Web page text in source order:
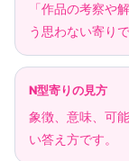
「作品の考察や
う思わない寄りで
N型寄りの見方
象徴、意味、可
い答え方です。